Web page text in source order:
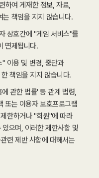
하여 게재한 정보, 자료,
책임을 지지 않습니다.
상호간에 "게임 서비스"를
면제됩니다.
이용 및 변경, 중단과
책임을 지지 않습니다.
관한 법률' 등 관계 법령,
또는 이용자 보호프로그램
한하거나 "회원"에 따라
으며, 이러한 제한사항 및
련 제반 사항에 대해서는